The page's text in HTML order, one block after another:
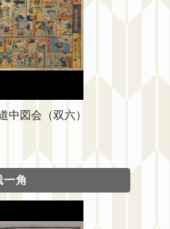
中図会（双六）
一角